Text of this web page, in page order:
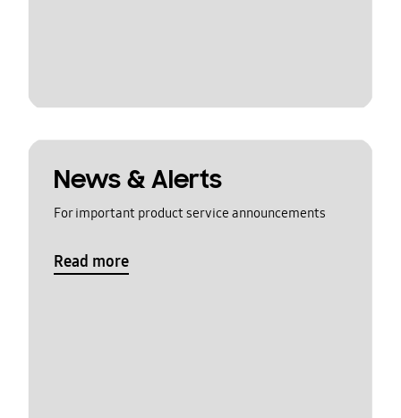
News & Alerts
For important product service announcements
Read more